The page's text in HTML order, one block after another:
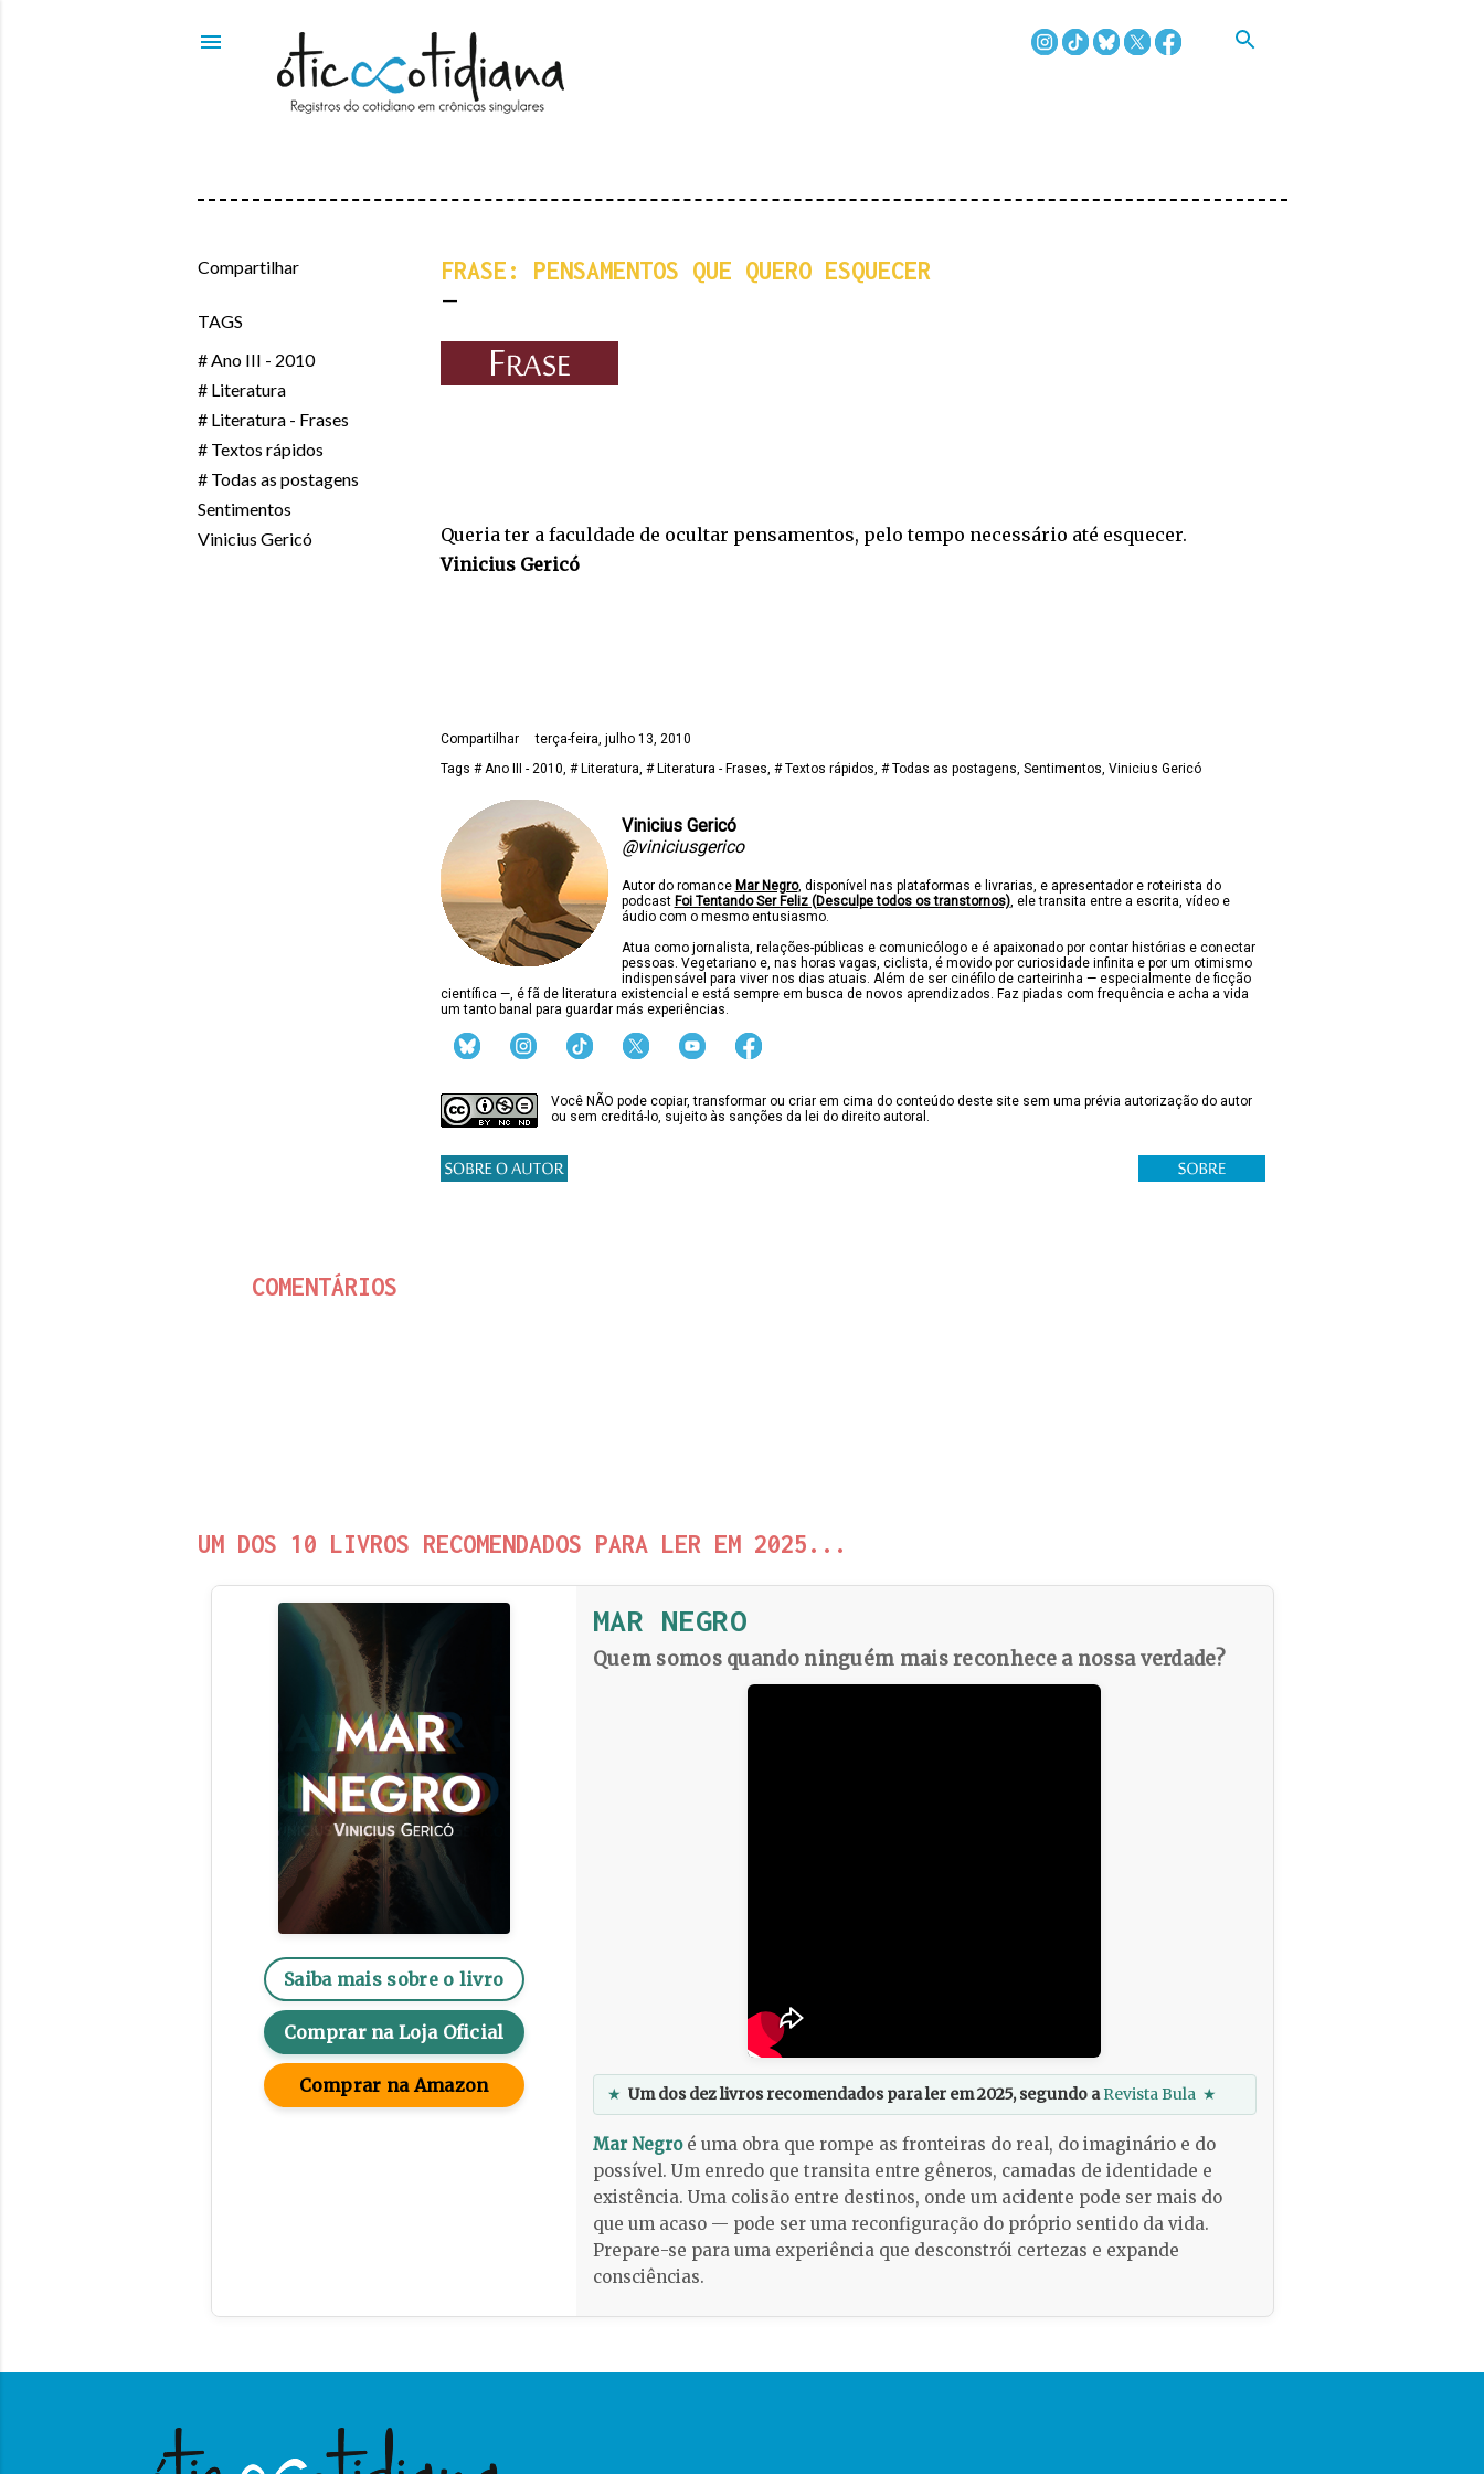
Compartilhar
TAGS
# Ano III - 2010
# Literatura
# Literatura - Frases
# Textos rápidos
# Todas as postagens
Sentimentos
Vinicius Gericó
FRASE: PENSAMENTOS QUE QUERO ESQUECER
Queria ter a faculdade de ocultar pensamentos, pelo tempo necessário até esquecer.
Vinicius Gericó
Compartilhar
terça-feira, julho 13, 2010
Tags # Ano III - 2010 # Literatura # Literatura - Frases # Textos rápidos # Todas as postagens Sentimentos Vinicius Gericó
Vinicius Gericó
@viniciusgerico
Autor do romance Mar Negro, disponível nas plataformas e livrarias, e apresentador e roteirista do
podcast Foi Tentando Ser Feliz (Desculpe todos os transtornos), ele transita entre a escrita, vídeo e
áudio com o mesmo entusiasmo.
Atua como jornalista, relações-públicas e comunicólogo e é apaixonado por contar histórias e conectar
pessoas. Vegetariano e, nas horas vagas, ciclista, é movido por curiosidade infinita e por um otimismo
indispensável para viver nos dias atuais. Além de ser cinéfilo de carteirinha — especialmente de ficção
científica —, é fã de literatura existencial e está sempre em busca de novos aprendizados. Faz piadas com frequência e acha a vida
um tanto banal para guardar más experiências.
Você NÃO pode copiar, transformar ou criar em cima do conteúdo deste site sem uma prévia autorização do autor
ou sem creditá-lo, sujeito às sanções da lei do direito autoral.
COMENTÁRIOS
UM DOS 10 LIVROS RECOMENDADOS PARA LER EM 2025...
Saiba mais sobre o livro
Comprar na Loja Oficial
Comprar na Amazon
MAR NEGRO
Quem somos quando ninguém mais reconhece a nossa verdade?
★ Um dos dez livros recomendados para ler em 2025, segundo aRevista Bula ★
Mar Negroé uma obra que rompe as fronteiras do real, do imaginário e do
possível. Um enredo que transita entre gêneros, camadas de identidade e
existência. Uma colisão entre destinos, onde um acidente pode ser mais do
que um acaso — pode ser uma reconfiguração do próprio sentido da vida.
Prepare-se para uma experiência que desconstrói certezas e expande
consciências.